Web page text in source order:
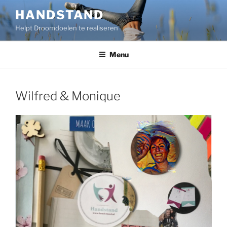
Ga
naar
de
inhoud
HANDSTAND
Helpt Droomdoelen te realiseren
Menu
Wilfred & Monique